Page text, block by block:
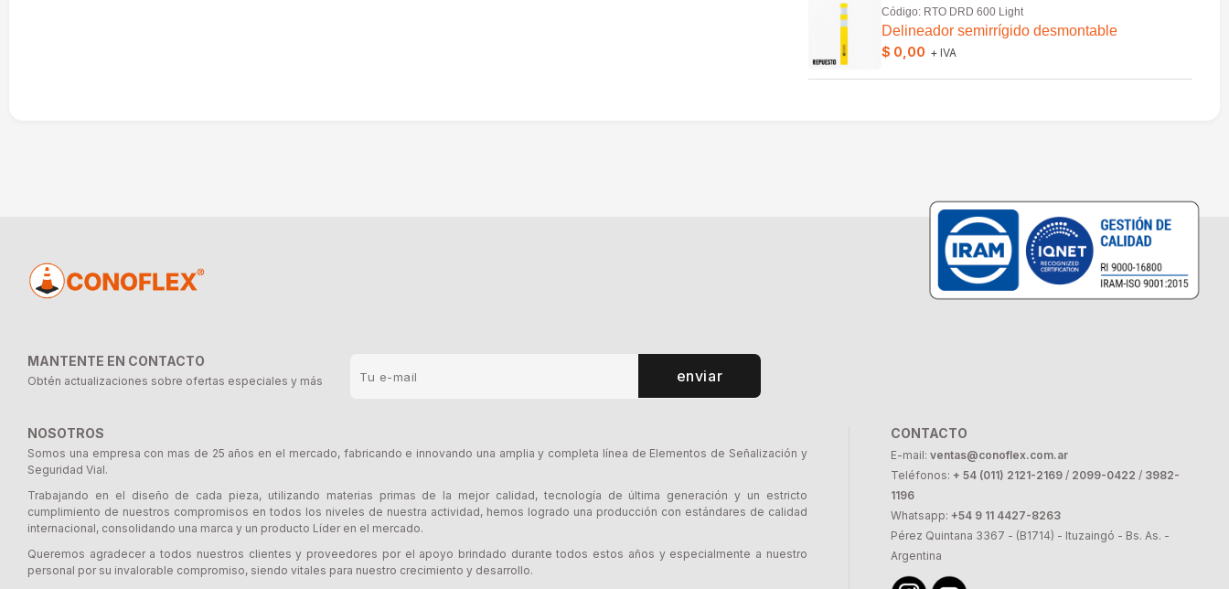
Código: RTO DRD 600 Light
Delineador semirrígido desmontable
$ 0,00 + IVA
MANTENTE EN CONTACTO
Obtén actualizaciones sobre ofertas especiales y más enviar
NOSOTROS
Somos una empresa con mas de 25 años en el mercado, fabricando e innovando una amplia y completa línea de Elementos de Señalización y
Seguridad Vial.
Trabajando en el diseño de cada pieza, utilizando materias primas de la mejor calidad, tecnología de última generación y un estricto
cumplimiento de nuestros compromisos en todos los niveles de nuestra actividad, hemos logrado una producción con estándares de calidad
internacional, consolidando una marca y un producto Líder en el mercado.
Queremos agradecer a todos nuestros clientes y proveedores por el apoyo brindado durante todos estos años y especialmente a nuestro
personal por su invalorable compromiso, siendo vitales para nuestro crecimiento y desarrollo.
CONTACTO
E-mail: ventas@conoflex.com.ar
Teléfonos: + 54 (011) 2121-2169/ 2099-0422 / 3982-
1196
Whatsapp: +54 9 11 4427-8263
Pérez Quintana 3367 - (B1714) - Ituzaingó - Bs. As. -
Argentina